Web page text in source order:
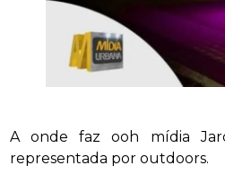
A onde faz ooh mídia
representada por outdoors.